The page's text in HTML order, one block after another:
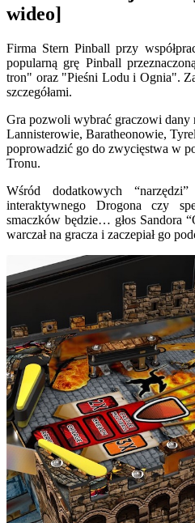
wideo]
Firma Stern Pinball przy
popularną grę Pinball
tron" oraz "Pieśni Lodu i Ognia".
szczegółami.
Gra pozwoli wybrać graczowi
Lannisterowie, Baratheonowie,
poprowadzić go do zwycięstwa w
Tronu.
Wśród dodatkowych
interaktywnego Drogona czy
smaczków będzie… głos Sandora
warczał na gracza i zaczepiał go